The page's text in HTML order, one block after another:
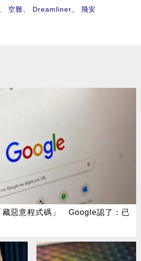
空難 Dreamliner 飛安
藏惡意程式碼」 Google認了：已